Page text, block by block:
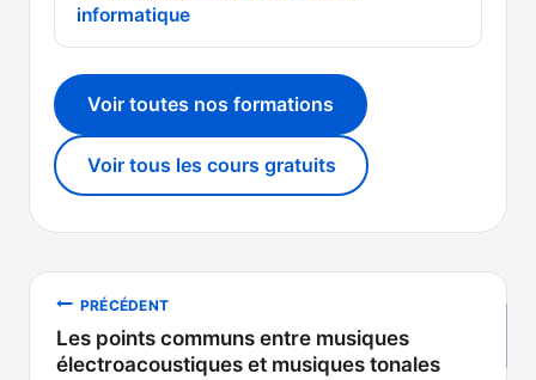
informatique
Voir toutes nos formations
Voir tous les cours gratuits
Navigation
de
PRÉCÉDENT
Les points communs entre musiques
électroacoustiques et musiques tonales